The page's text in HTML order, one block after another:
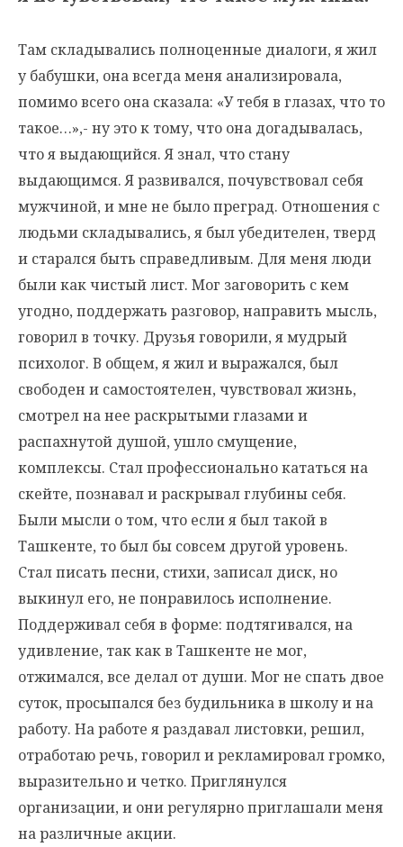
Там складывались полноценные диалоги, я жил
у бабушки, она всегда меня анализировала,
помимо всего она сказала: «У тебя в глазах, что то
такое…»,- ну это к тому, что она догадывалась,
что я выдающийся. Я знал, что стану
выдающимся. Я развивался, почувствовал себя
мужчиной, и мне не было преград. Отношения с
людьми складывались, я был убедителен, тверд
и старался быть справедливым. Для меня люди
были как чистый лист. Мог заговорить с кем
угодно, поддержать разговор, направить мысль,
говорил в точку. Друзья говорили, я мудрый
психолог. В общем, я жил и выражался, был
свободен и самостоятелен, чувствовал жизнь,
смотрел на нее раскрытыми глазами и
распахнутой душой, ушло смущение,
комплексы. Стал профессионально кататься на
скейте, познавал и раскрывал глубины себя.
Были мысли о том, что если я был такой в
Ташкенте, то был бы совсем другой уровень.
Стал писать песни, стихи, записал диск, но
выкинул его, не понравилось исполнение.
Поддерживал себя в форме: подтягивался, на
удивление, так как в Ташкенте не мог,
отжимался, все делал от души. Мог не спать двое
суток, просыпался без будильника в школу и на
работу. На работе я раздавал листовки, решил,
отработаю речь, говорил и рекламировал громко,
выразительно и четко. Приглянулся
организации, и они регулярно приглашали меня
на различные акции.